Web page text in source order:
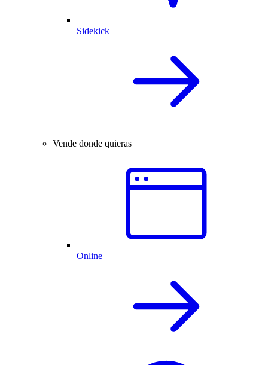
Sidekick
Vende donde quieras
Online